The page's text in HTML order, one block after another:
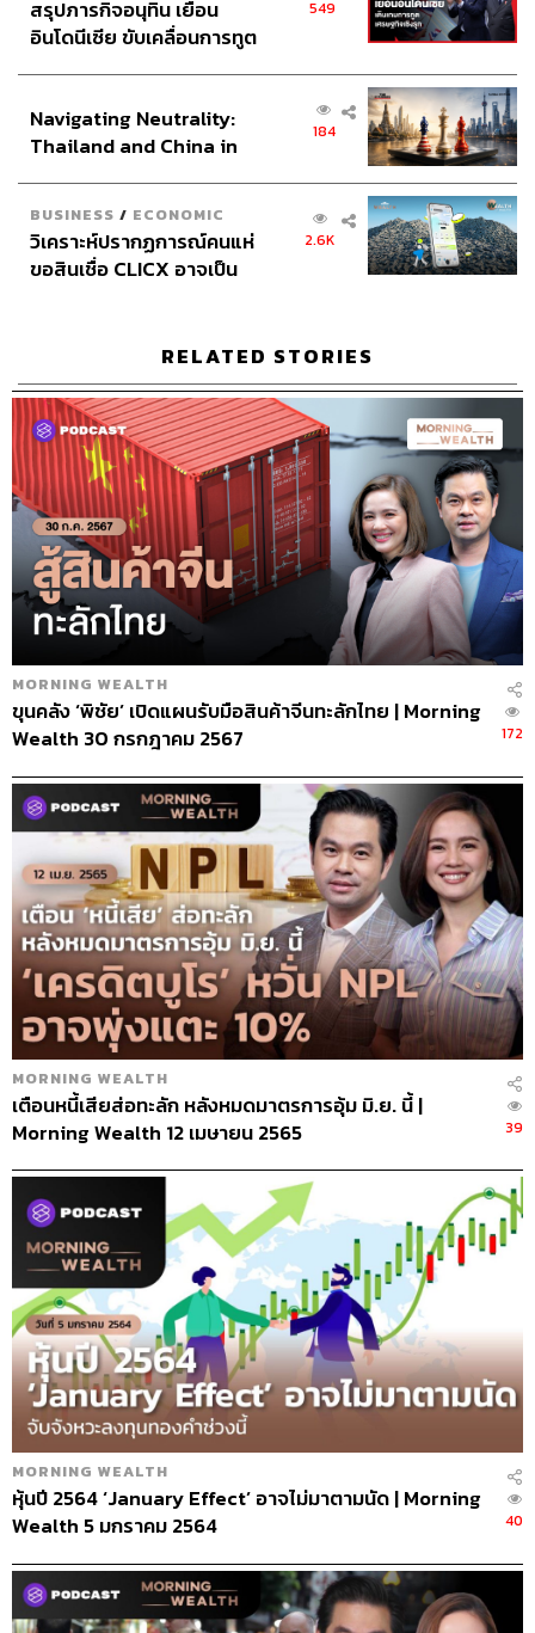
สรุปภารกิจอนุทิน เยือน
อินโดนีเซีย ขับเคลื่อนการทูต
อินโดนีเซีย
549
Navigating Neutrality:
Thailand and China in
184
BUSINESS / ECONOMIC
วิเคราะห์ปรากฏการณ์คนแห่
ขอสินเชื่อ CLICX อาจเป็น
2.6K
RELATED STORIES
MORNING WEALTH
ขุนคลัง ‘พิชัย’ เปิดแผนรับมือสินค้าจีนทะลักไทย | Morning
Wealth 30 กรกฎาคม 2567
172
MORNING WEALTH
เตือนหนี้เสียส่อทะลัก หลังหมดมาตรการอุ้ม มิ.ย. นี้ |
Morning Wealth 12 เมษายน 2565
39
MORNING WEALTH
หุ้นปี 2564 ‘January Effect’ อาจไม่มาตามนัด | Morning
Wealth 5 มกราคม 2564
40